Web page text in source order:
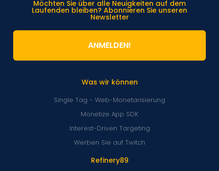
Refinery89
Was wir können
Single Tag - Web-Monetarisierung
Monetize App SDK
Interest-Driven Targeting
Werben Sie auf Twitch
Möchten Sie über alle Neuigkeiten auf dem
Laufenden bleiben? Abonnieren Sie unseren
Newsletter
ANMELDEN!